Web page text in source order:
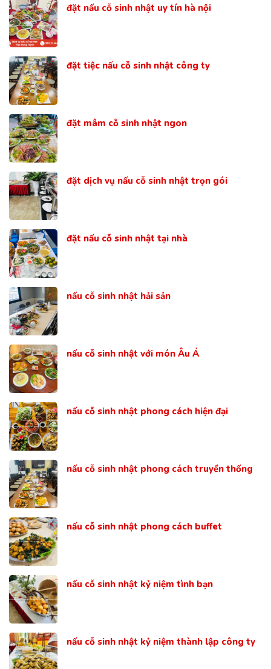
đặt nấu cỗ sinh nhật uy tín hà nội
đặt tiệc nấu cỗ sinh nhật công ty
đặt mâm cỗ sinh nhật ngon
đặt dịch vụ nấu cỗ sinh nhật trọn gói
đặt nấu cỗ sinh nhật tại nhà
nấu cỗ sinh nhật hải sản
nấu cỗ sinh nhật với món Âu Á
nấu cỗ sinh nhật phong cách hiện đại
nấu cỗ sinh nhật phong cách truyền thống
nấu cỗ sinh nhật phong cách buffet
nấu cỗ sinh nhật kỷ niệm tình bạn
nấu cỗ sinh nhật kỷ niệm thành lập công ty